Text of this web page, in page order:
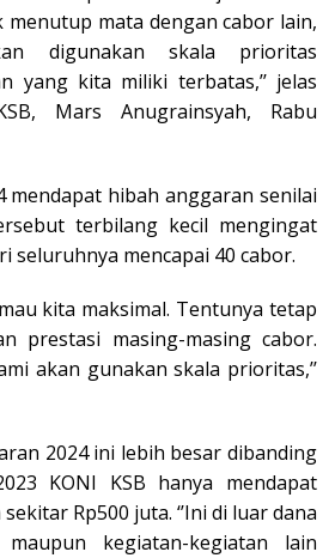
menutup mata dengan cabor lain,
digunakan skala prioritas
yang kita miliki terbatas,’’ jelas
Mars Anugrainsyah, Rabu
mendapat hibah anggaran senilai
terbilang kecil mengingat
seluruhnya mencapai 40 cabor.
kita maksimal. Tentunya tetap
prestasi masing-masing cabor.
akan gunakan skala prioritas,’’
2024 ini lebih besar dibanding
KONI KSB hanya mendapat
Rp500 juta. ‘’Ini di luar dana
kegiatan-kegiatan lain